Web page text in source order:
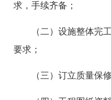
求，手续齐备；
（二）设施整体完
要求；
（三）订立质量保